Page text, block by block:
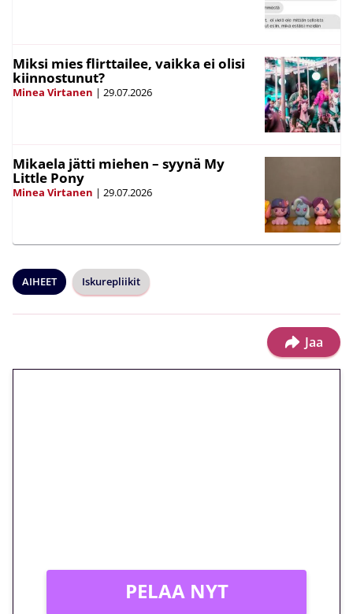
Miksi mies flirttailee, vaikka ei olisi
kiinnostunut?
Minea Virtanen | 29.07.2026
Mikaela jätti miehen – syynä My
Little Pony
Minea Virtanen | 29.07.2026
AIHEET Iskurepliikit
Jaa
PELAA NYT